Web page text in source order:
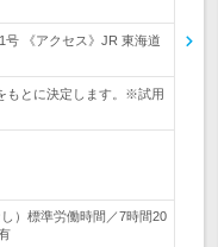
《アクセス》JR 東海道
もとに決定します。※試用
）標準労働時間／7時間20